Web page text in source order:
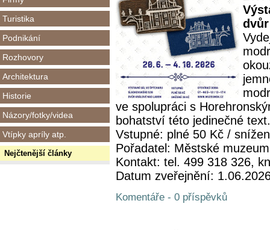
Turistika
Podnikání
Rozhovory
Architektura
Historie
Názory/fotky/videa
Vtípky apríly atp.
Nejčtenější články
dvůr
ve spolupráci s
bohatství této jedinečné
Vstupné: plné 50 Kč /
Pořadatel: Městské
Kontakt: tel. 499 318 326,
Datum zveřejnění:
Komentáře - 0 příspěvků